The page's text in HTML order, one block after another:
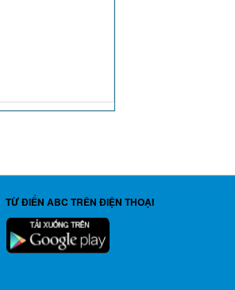
TỪ ĐIỂN ABC TRÊN ĐIỆN THOẠI